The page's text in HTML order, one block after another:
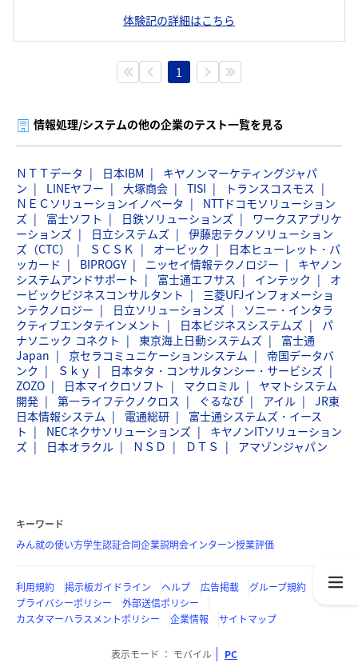
体験記の詳細はこちら
1
情報処理/システムの他の企業のテスト一覧を見る
ＮＴＴデータ 日本IBM
キヤノンマーケティングジャパ
ン
LINEヤフー 大塚商会 TISI
トランスコスモス
ＮＥＣソリューションイノベータ
NTTドコモソリューション
ズ
富士ソフト 日鉄ソリューションズ
ワークスアプリケ
ーションズ
日立システムズ
伊藤忠テクノソリューション
ズ（CTC）
ＳＣＳＫ オービック
日本ヒューレット・パ
ッカード
BIPROGY ニッセイ情報テクノロジー
キヤノン
システムアンドサポート
富士通エフサス インテック
オ
ービックビジネスコンサルタント
三菱UFJインフォメーショ
ンテクノロジー
日立ソリューションズ
ソニー・インタラ
クティブエンタテインメント
日本ビジネスシステムズ
パ
ナソニック コネクト
東京海上日動システムズ
富士通
Japan
京セラコミュニケーションシステム
帝国データバ
ンク
Ｓｋｙ
日本タタ・コンサルタンシー・サービシズ
ZOZO
日本マイクロソフト マクロミル
ヤマトシステム
開発
第一ライフテクノクロス ぐるなび アイル
JR東
日本情報システム
電通総研
富士通システムズ・イース
ト
NECネクサソリューションズ
キヤノンITソリューション
ズ
日本オラクル ＮＳＤ ＤＴＳ アマゾンジャパン
キーワード
みん就の使い方学生認証合同企業説明会インターン授業評価
利用規約 掲示板ガイドライン ヘルプ 広告掲載
グループ規約
プライバシーポリシー
外部送信ポリシー
カスタマーハラスメントポリシー
企業情報 サイトマップ
表示モード モバイル PC